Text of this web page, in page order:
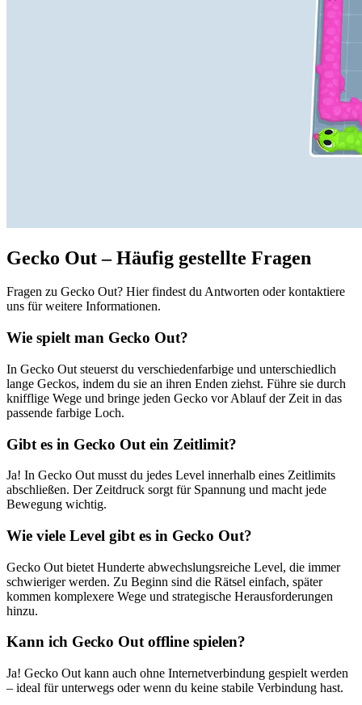
Gecko Out – Häufig gestellte Fragen
Fragen zu Gecko Out? Hier findest du Antworten oder kontaktiere
uns für weitere Informationen.
Wie spielt man Gecko Out?
In Gecko Out steuerst du verschiedenfarbige und unterschiedlich
lange Geckos, indem du sie an ihren Enden ziehst. Führe sie durch
knifflige Wege und bringe jeden Gecko vor Ablauf der Zeit in das
passende farbige Loch.
Gibt es in Gecko Out ein Zeitlimit?
Ja! In Gecko Out musst du jedes Level innerhalb eines Zeitlimits
abschließen. Der Zeitdruck sorgt für Spannung und macht jede
Bewegung wichtig.
Wie viele Level gibt es in Gecko Out?
Gecko Out bietet Hunderte abwechslungsreiche Level, die immer
schwieriger werden. Zu Beginn sind die Rätsel einfach, später
kommen komplexere Wege und strategische Herausforderungen
hinzu.
Kann ich Gecko Out offline spielen?
Ja! Gecko Out kann auch ohne Internetverbindung gespielt werden
– ideal für unterwegs oder wenn du keine stabile Verbindung hast.